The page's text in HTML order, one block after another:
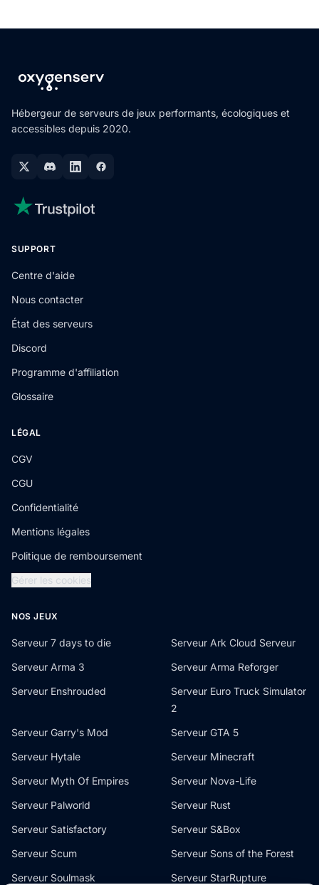
Hébergeur de serveurs de jeux performants, écologiques et
accessibles depuis 2020.
SUPPORT
Centre d'aide
Nous contacter
État des serveurs
Discord
Programme d'affiliation
Glossaire
LÉGAL
CGV
CGU
Confidentialité
Mentions légales
Politique de remboursement
Gérer les cookies
NOS JEUX
Serveur 7 days to die
Serveur Ark Cloud Serveur
Serveur Arma 3
Serveur Arma Reforger
Serveur Enshrouded
Serveur Euro Truck Simulator
2
Serveur Garry's Mod
Serveur GTA 5
Serveur Hytale
Serveur Minecraft
Serveur Myth Of Empires
Serveur Nova-Life
Serveur Palworld
Serveur Rust
Serveur Satisfactory
Serveur S&Box
Serveur Scum
Serveur Sons of the Forest
Serveur Soulmask
Serveur StarRupture